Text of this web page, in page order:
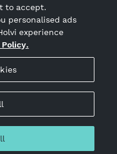
by the Financial
to accept.
personalised ads
experience
Policy.